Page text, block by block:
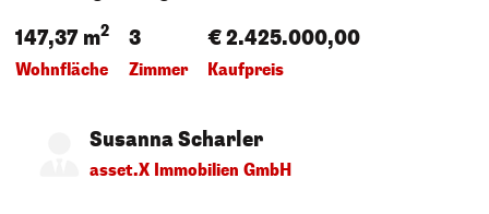
147,37 m2
Wohnfläche
3
Zimmer
€ 2.425.000,00
Kaufpreis
Susanna Scharler
asset.X Immobilien GmbH